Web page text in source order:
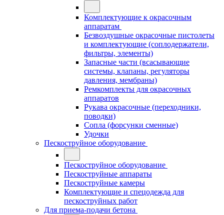
Комплектующие к окрасочным
аппаратам
Безвоздушные окрасочные пистолеты
и комплектующие (соплодержатели,
фильтры, элементы)
Запасные части (всасывающие
системы, клапаны, регуляторы
давления, мембраны)
Ремкомплекты для окрасочных
аппаратов
Рукава окрасочные (переходники,
поводки)
Сопла (форсунки сменные)
Удочки
Пескоструйное оборудование
Пескоструйное оборудование
Пескоструйные аппараты
Пескоструйные камеры
Комплектующие и спецодежда для
пескоструйных работ
Для приема-подачи бетона